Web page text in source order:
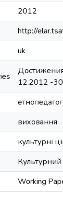
2012
http://
uk
12.2012 -
виховання
культурні
Культурний
Working